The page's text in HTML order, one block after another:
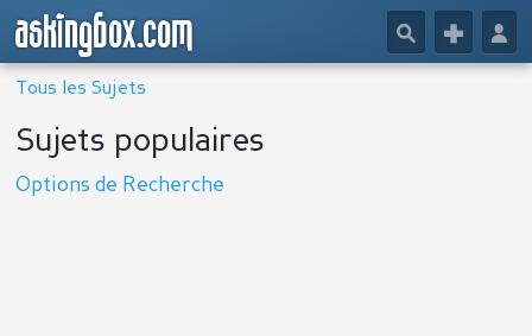
askingbox.com 👤
+
🔎
Tous les Sujets
Sujets populaires
Options de Recherche